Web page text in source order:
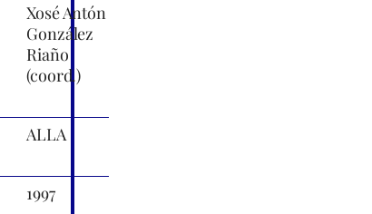
Xosé Antón
González
Riaño
(coord.)
ALLA
1997